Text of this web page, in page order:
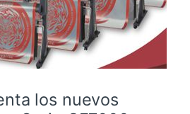
los nuevos